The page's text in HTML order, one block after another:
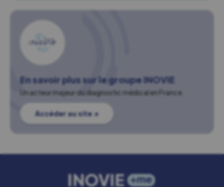
En savoir plus sur le groupe INOVIE
Un acteur majeur du diagnostic médical en France.
Accéder au site ↗